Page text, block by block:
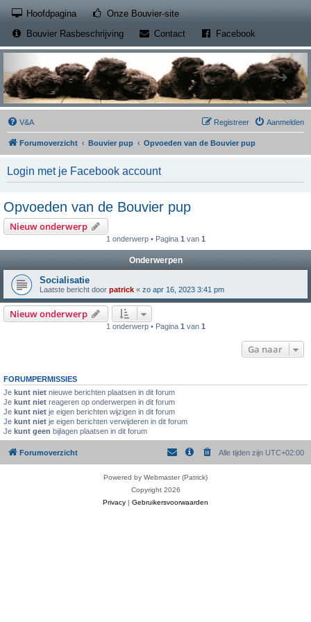
Hoofdpagina Onze Bouvier-site(Opens a new tab)
Bouvier Rasbeschrijving
Contact(Opens a new tab)
Facebook
V&A Aanmelden
Registreer
Forumoverzicht Bouvier pup Opvoeden van de Bouvier pup
Login met je Facebook account
Opvoeden van de Bouvier pup
Nieuw onderwerp
1 onderwerp • Pagina 1 van 1
Onderwerpen
Socialisatie
Laatste bericht door patrick « zo apr 16, 2023 3:41 pm
Nieuw onderwerp
1 onderwerp • Pagina 1 van 1
Ga naar
FORUMPERMISSIES
Je kunt niet nieuwe berichten plaatsen in dit forum
Je kunt niet reageren op onderwerpen in dit forum
Je kunt niet je eigen berichten wijzigen in dit forum
Je kunt niet je eigen berichten verwijderen in dit forum
Je kunt geen bijlagen plaatsen in dit forum
Forumoverzicht Alle tijden zijn UTC+02:00
Powered by Webmaster (Patrick)
Copyright 2026
Privacy | Gebruikersvoorwaarden